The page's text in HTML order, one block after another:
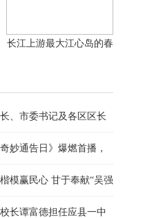
长江上游最大江心岛的春
、市委书记及各区区长
妙通告日》爆燃首播，
模赢民心 甘于奉献“吴强
长谭富德担任应县一中